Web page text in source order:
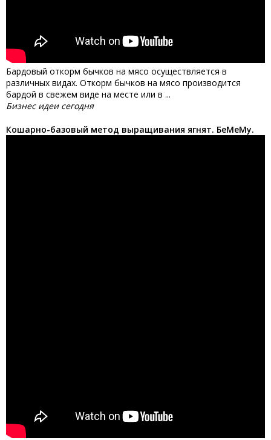
Бардовый откорм бычков на мясо осуществляется в
различных видах. Откорм бычков на мясо производится
бардой в свежем виде на месте или в ...
Бизнес идеи сегодня
Кошарно-базовый метод выращивания ягнят. БеМеМу.